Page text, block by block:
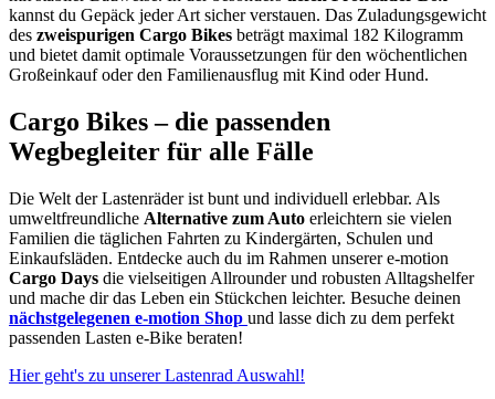
kannst du Gepäck jeder Art sicher verstauen. Das Zuladungsgewicht
des zweispurigen Cargo Bikes beträgt maximal 182 Kilogramm
und bietet damit optimale Voraussetzungen für den wöchentlichen
Großeinkauf oder den Familienausflug mit Kind oder Hund.
Cargo Bikes – die passenden
Wegbegleiter für alle Fälle
Die Welt der Lastenräder ist bunt und individuell erlebbar. Als
umweltfreundliche Alternative zum Auto erleichtern sie vielen
Familien die täglichen Fahrten zu Kindergärten, Schulen und
Einkaufsläden. Entdecke auch du im Rahmen unserer e-motion
Cargo Days die vielseitigen Allrounder und robusten Alltagshelfer
und mache dir das Leben ein Stückchen leichter. Besuche deinen
nächstgelegenen e-motion Shop und lasse dich zu dem perfekt
passenden Lasten e-Bike beraten!
Hier geht's zu unserer Lastenrad Auswahl!